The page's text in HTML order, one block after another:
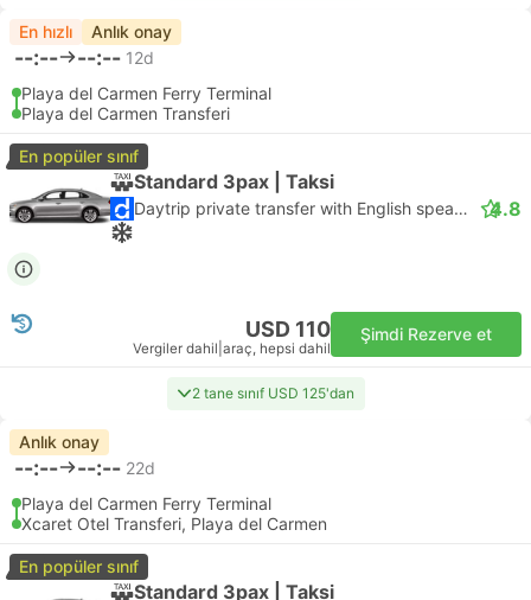
En hızlı Anlık onay
--:-- --:-- 12d
Playa del Carmen Ferry Terminal
Playa del Carmen Transferi
En popüler sınıf
Standard 3pax | Taksi
Daytrip private transfer with English speaking driver 4.8
USD 110
Vergiler dahil araç, hepsi dahil
Şimdi Rezerve et
2 tane sınıf USD 125'dan
Anlık onay
--:-- --:-- 22d
Playa del Carmen Ferry Terminal
Xcaret Otel Transferi, Playa del Carmen
En popüler sınıf
Standard 3pax | Taksi